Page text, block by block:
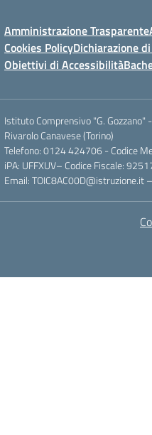
Amministrazione Trasparente
Cookies PolicyDichiarazione
Obiettivi di Accessibilità
Istituto Comprensivo "G.
Rivarolo Canavese (Torino)
Telefono: 0124 424706 - Codice
iPA: UFFXUV– Codice Fiscale:
Email: TOIC8AC00D@istruzione.it